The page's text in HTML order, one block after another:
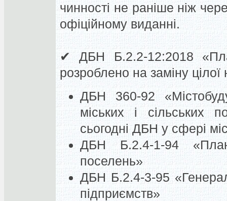
чинності не раніше ніж
офіційному виданні.
✔
ДБН Б.2.2-12:2018
розроблено на заміну
ДБН 360-92
міських і сільських
сьогодні ДБН у сфері
ДБН Б.2.4-1-94
поселень»
ДБН Б.2.4-3-95
підприємств»